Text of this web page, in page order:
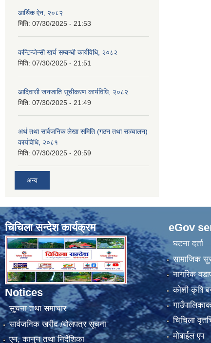
आर्थिक ऐन, २०८२
मिति: 07/30/2025 - 21:53
कन्टिन्जेन्सी खर्च सम्बन्धी कार्यविधि, २०८२
मिति: 07/30/2025 - 21:51
आदिवासी जनजाति सूचीकरण कार्यविधि, २०८२
मिति: 07/30/2025 - 21:49
अर्थ तथा सार्वजनिक लेखा समिति (गठन तथा सञ्चालन)
कार्यविधि, २०८१
मिति: 07/30/2025 - 20:59
अन्य
चिचिला सन्देश कार्यक्रम
Notices
सूचना तथा समाचार
सार्वजनिक खरीद /बोलपत्र सूचना
एन, कानुन तथा निर्देशिका
eGov
घटना दर्ता
सामाजिक
नागरिक
कोशी कृषि
चिचिला
मोबाईल एप